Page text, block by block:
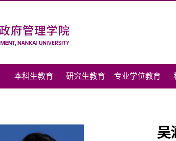
本科生教育 研究生教育 专业学位教育
吴